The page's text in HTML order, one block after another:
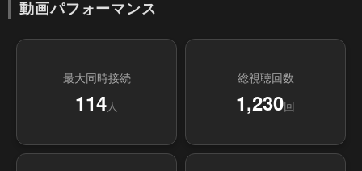
動画パフォーマンス
最大同時接続
114人
総視聴回数
1,230回